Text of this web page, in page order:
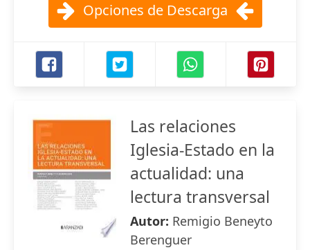
Opciones de Descarga
Las relaciones
Iglesia-Estado en la
actualidad: una
lectura transversal
Autor: Remigio Beneyto
Berenguer